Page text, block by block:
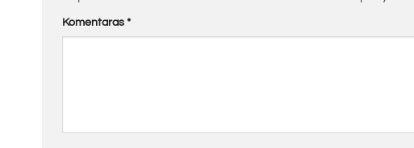
Komentaras *